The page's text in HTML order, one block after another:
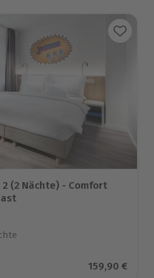
(2 Nächte) - Comfort
auf 2 BewertungenAktueller
159,90 €